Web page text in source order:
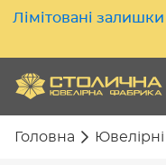
Лімітовані
Головна